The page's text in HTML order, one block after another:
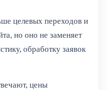
целевых переходов и
но оно не заменяет
обработку заявок
цены